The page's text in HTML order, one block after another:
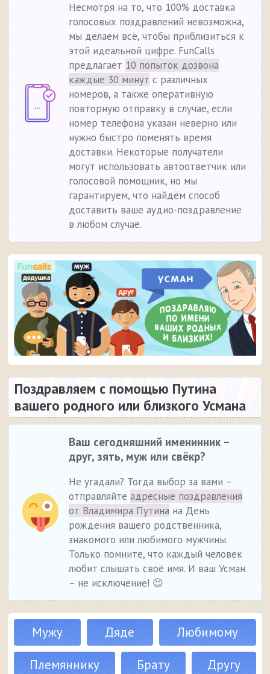
Несмотря на то, что 100% доставка
голосовых поздравлений невозможна,
мы делаем всё, чтобы приблизиться к
этой идеальной цифре. FunCalls
предлагает 10 попыток дозвона
каждые 30 минут с различных
номеров, а также оперативную
повторную отправку в случае, если
номер телефона указан неверно или
нужно быстро поменять время
доставки. Некоторые получатели
могут использовать автоответчик или
голосовой помощник, но мы
гарантируем, что найдём способ
доставить ваше аудио-поздравление
в любом случае.
Поздравляем с помощью Путина
вашего родного или близкого Усмана
Ваш сегодняшний именинник –
друг, зять, муж или свёкр?
Не угадали? Тогда выбор за вами –
отправляйтеадресные поздравления
от Владимира Путина на День
рождения вашего родственника,
знакомого или любимого мужчины.
Только помните, что каждый человек
любит слышать своё имя. И ваш Усман
– не исключение! 😉
Мужу Дяде
Любимому
Племяннику
Брату
Другу